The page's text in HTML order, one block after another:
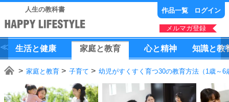
人生の教科書 作品一覧 ログイン
メルマガ登録
生活と健康 家庭と教育 心と精神 知識と教
家庭と教育 子育て 幼児がすくすく育つ30の教育方法（1歳～6